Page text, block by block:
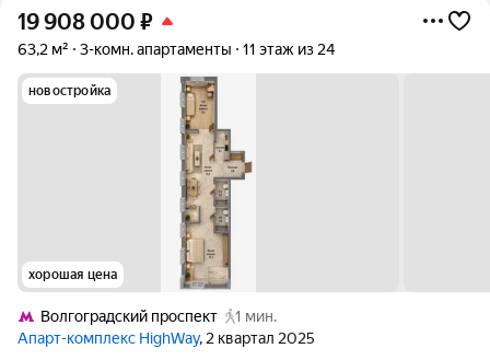
19 908 000 ₽
63,2 м² 3-комн. апартаменты 11 этаж из 24
новостройка
хорошая цена
Волгоградский проспект
1 мин.
Апарт-комплекс HighWay, 2 квартал 2025